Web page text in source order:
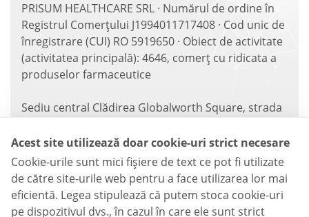
PRISUM HEALTHCARE SRL · Numărul de ordine în
Registrul Comerțului J1994011717408 · Cod unic de
înregistrare (CUI) RO 5919650 · Obiect de activitate
(activitatea principală): 4646, comerț cu ridicata a
produselor farmaceutice
Sediu central Clădirea Globalworth Square, strada
România · Sediu social strada Gen. Gheorghe
Manu nr. 17, biroul nr. 1, sector 1, București,
România · Telefon021 322 0171/021 322 0172· Fax
021 321 7064· Emailoffice@prisumhealth.com·
Informații legale
Acest site utilizează doar cookie-uri strict necesare
Cookie-urile sunt mici fişiere de text ce pot fi utilizate
de către site-urile web pentru a face utilizarea lor mai
eficientă. Legea stipulează că putem stoca cookie-uri
pe dispozitivul dvs., în cazul în care ele sunt strict